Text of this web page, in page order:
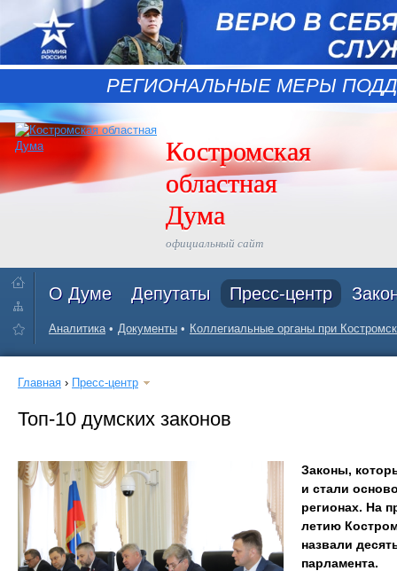
РЕГИОНАЛЬНЫЕ МЕРЫ
Костромская
областная
Дума
официальный сайт
О Думе Депутаты Пресс-центр
Аналитика Документы Коллегиальные органы при
Главная › Пресс-центр
Топ-10 думских законов
Законы,
и стали
регионах. На
летию
назвали
парламента.